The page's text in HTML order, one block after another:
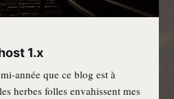
1.x
année que ce blog est à
herbes folles envahissent mes